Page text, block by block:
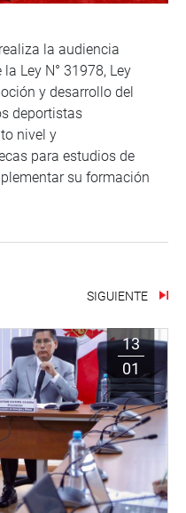
la audiencia
Ley N° 31978, Ley
y desarrollo del
deportistas
nivel y
para estudios de
su formación
SIGUIENTE
13
01